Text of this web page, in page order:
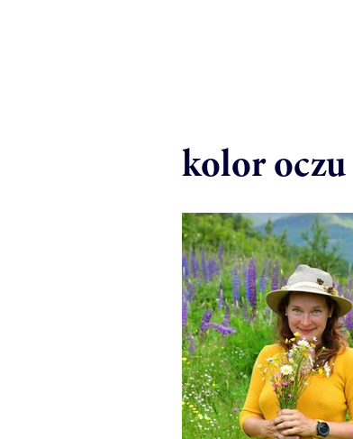
kolor oczu